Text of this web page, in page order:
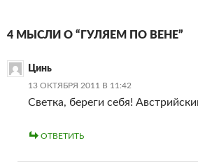
4 МЫСЛИ О “ГУЛЯЕМ ПО ВЕНЕ”
Цинь
13 ОКТЯБРЯ 2011 В 11:42
Светка, береги себя!
ОТВЕТИТЬ